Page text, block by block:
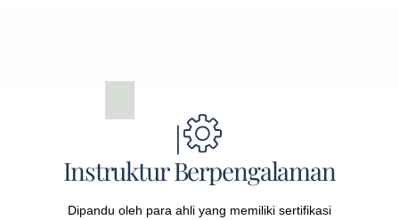
Instruktur Berpengalaman
Dipandu oleh para ahli yang memiliki sertifikasi